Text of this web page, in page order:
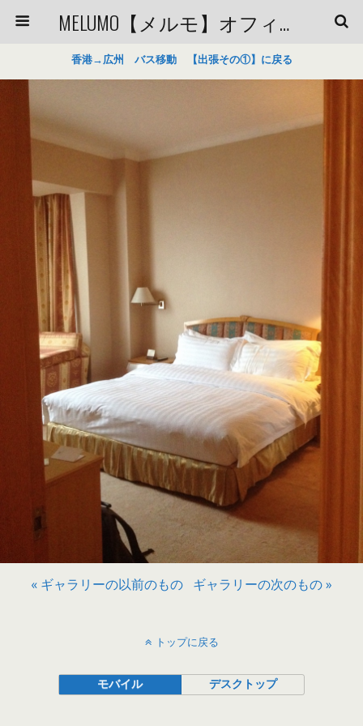
MELUMO【メルモ】オフィシャルブログ
香港→広州 バス移動 【出張その①】に戻る
« ギャラリーの以前のもの ギャラリーの次のもの »
トップに戻る
モバイル デスクトップ